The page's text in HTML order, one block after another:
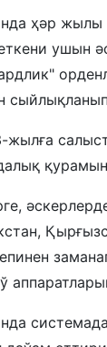
ҳәр жылы
ушын